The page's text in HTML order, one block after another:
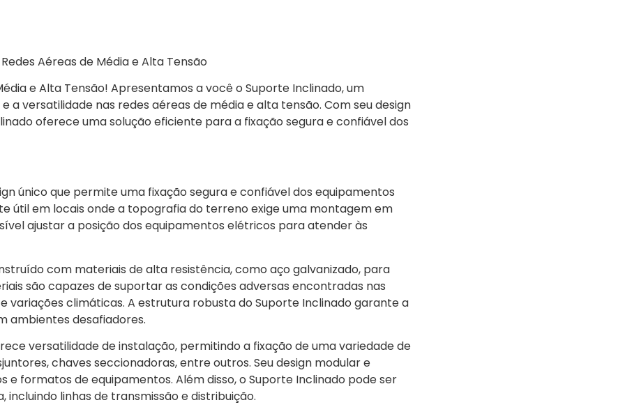
Aéreas de Média e Alta Tensão
e Alta Tensão! Apresentamos a você o Suporte Inclinado, um
versatilidade nas redes aéreas de média e alta tensão. Com seu design
oferece uma solução eficiente para a fixação segura e confiável dos
único que permite uma fixação segura e confiável dos equipamentos
útil em locais onde a topografia do terreno exige uma montagem em
ajustar a posição dos equipamentos elétricos para atender às
com materiais de alta resistência, como aço galvanizado, para
são capazes de suportar as condições adversas encontradas nas
variações climáticas. A estrutura robusta do Suporte Inclinado garante a
ambientes desafiadores.
versatilidade de instalação, permitindo a fixação de uma variedade de
chaves seccionadoras, entre outros. Seu design modular e
formatos de equipamentos. Além disso, o Suporte Inclinado pode ser
linhas de transmissão e distribuição.